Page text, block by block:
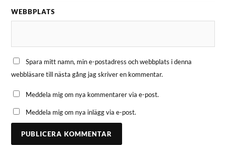
WEBBPLATS
Spara mitt namn, min e-postadress och webbplats i denna
webbläsare till nästa gång jag skriver en kommentar.
Meddela mig om nya kommentarer via e-post.
Meddela mig om nya inlägg via e-post.